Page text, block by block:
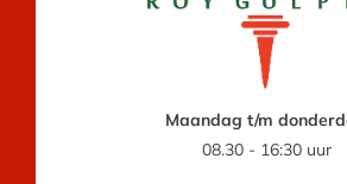
Maandag t/m
08.30 - 16:30 uur